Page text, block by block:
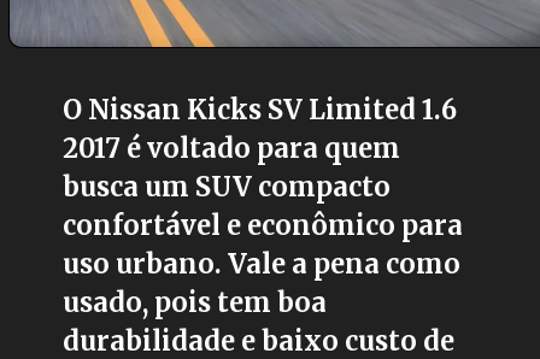
O Nissan Kicks SV Limited 1.6
2017 é voltado para quem
busca um SUV compacto
confortável e econômico para
uso urbano. Vale a pena como
usado, pois tem boa
durabilidade e baixo custo de